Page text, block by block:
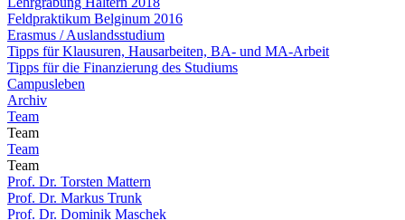
Feldpraktikum Belginum 2016
Erasmus / Auslandsstudium
Tipps für Klausuren, Hausarbeiten, BA- und MA-Arbeit
Tipps für die Finanzierung des Studiums
Campusleben
Archiv
Team
Team
Team
Team
Prof. Dr. Torsten Mattern
Prof. Dr. Markus Trunk
Prof. Dr. Dominik Maschek